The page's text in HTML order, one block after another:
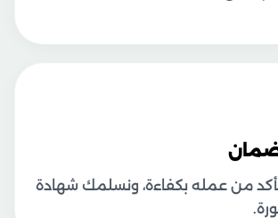
من عمله بكفاءة، ونسلمك شهادة